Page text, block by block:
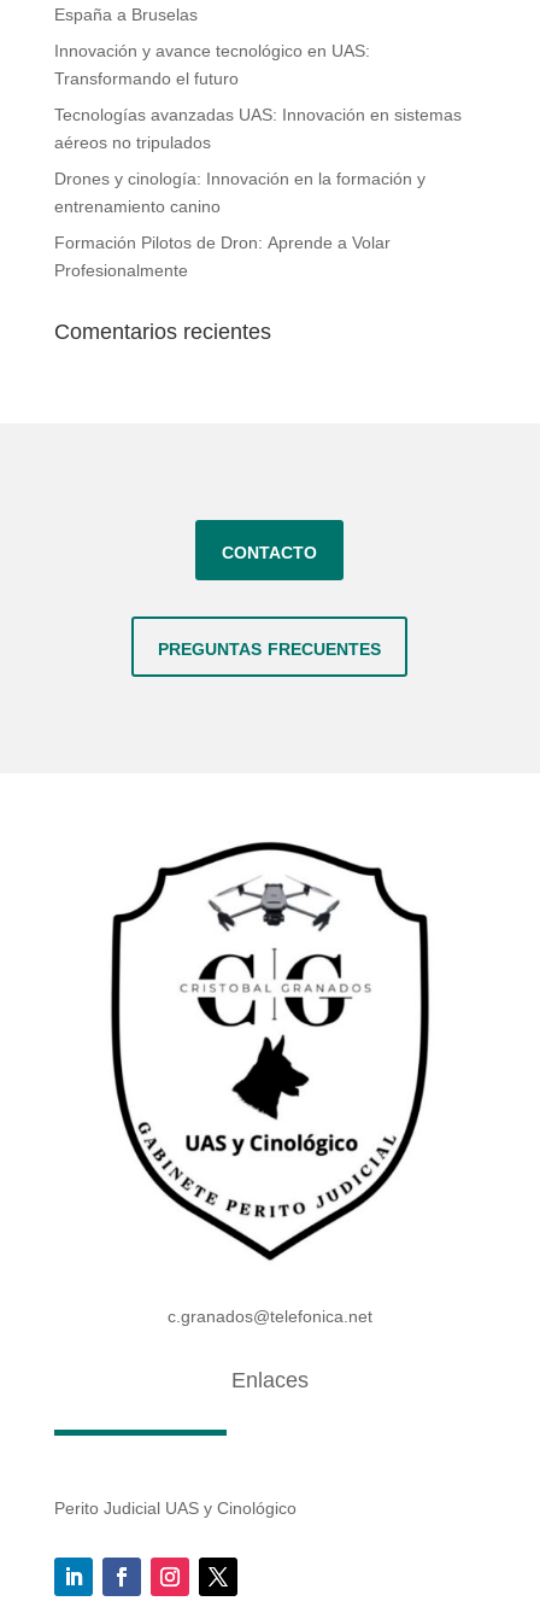
España a Bruselas
Innovación y avance tecnológico en UAS:
Transformando el futuro
Tecnologías avanzadas UAS: Innovación en sistemas
aéreos no tripulados
Drones y cinología: Innovación en la formación y
entrenamiento canino
Formación Pilotos de Dron: Aprende a Volar
Profesionalmente
Comentarios recientes
contacto
preguntas frecuentes
c.granados@telefonica.net
Enlaces
Perito Judicial UAS y Cinológico